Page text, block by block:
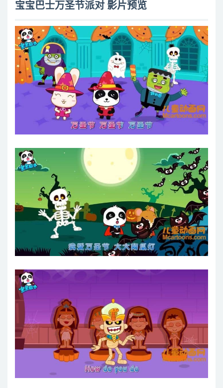
第15集 欢乐的幽灵一家
第17集 恐怖的鲨鱼家族
第18集 万圣节汽车舞会
第19集 怪物全家总动员
第20集 五个幽灵去讨糖果
第21集 调皮的怪物卡车
第22集 万圣节舞会
第23集 可怕的医院
第24集 我爱万圣节
第25集 木乃伊一家
宝宝巴士万圣节派对 影片预览